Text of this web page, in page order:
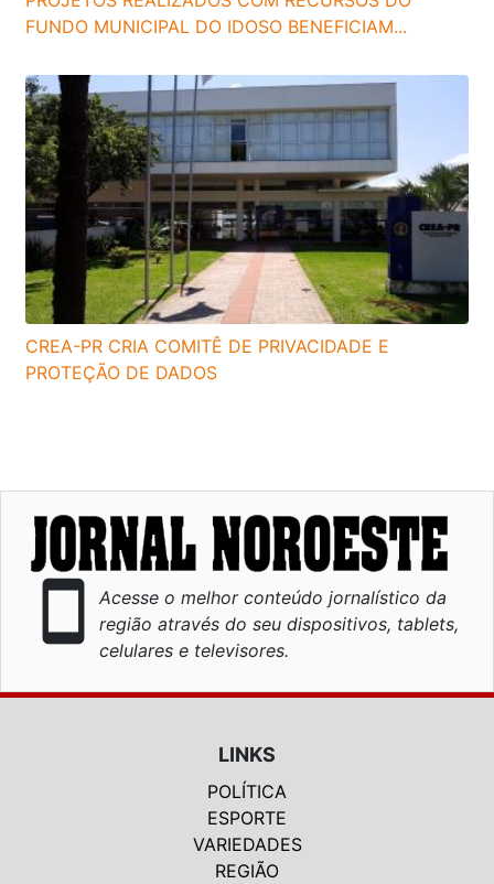
FUNDO MUNICIPAL DO IDOSO BENEFICIAM...
CREA-PR CRIA COMITÊ DE PRIVACIDADE E
PROTEÇÃO DE DADOS
smartphone
Acesse o melhor conteúdo jornalístico da
região através do seu dispositivos, tablets,
celulares e televisores.
LINKS
POLÍTICA
ESPORTE
VARIEDADES
REGIÃO